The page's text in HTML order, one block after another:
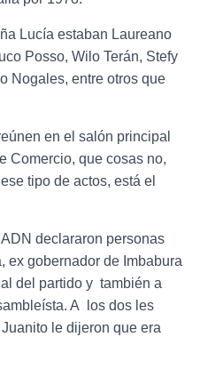
Lucía estaban Laureano
Posso, Wilo Terán, Stefy
Nogales, entre otros que
en el salón principal
Comercio, que cosas no,
tipo de actos, está el
declararon personas
ex gobernador de Imbabura
del partido y también a
A los dos les
le dijeron que era